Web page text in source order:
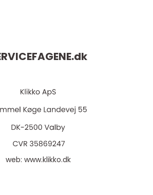
dk
web: www.klikko.dk